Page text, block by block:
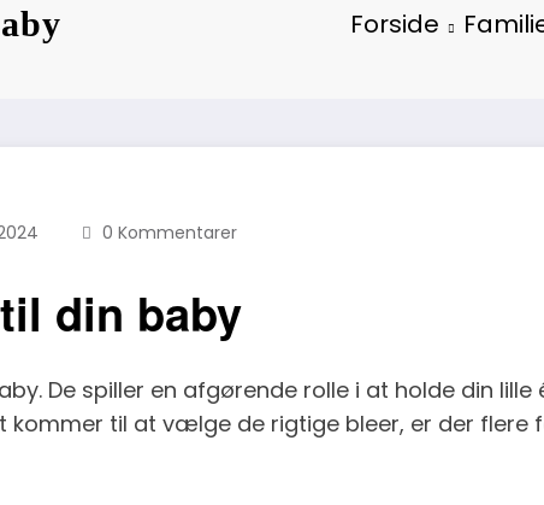
Forside
0 Kommentarer
din baby
De spiller en afgørende rolle i at holde din
til at vælge de rigtige bleer, er der flere